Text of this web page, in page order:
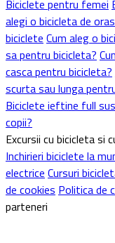
Biciclete pentru femei
alegi o bicicleta de
biciclete Cum aleg o
sa pentru bicicleta?
casca pentru bicicleta?
scurta sau lunga
Biciclete ieftine full
copii?
Excursii cu bicicleta si
Inchirieri biciclete la
electrice Cursuri
de cookies Politica de
parteneri